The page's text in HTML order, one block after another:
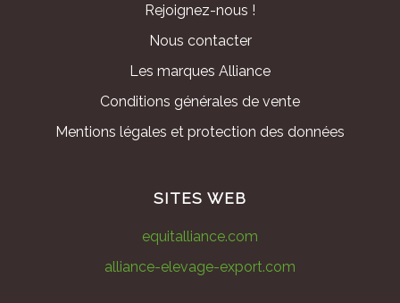
Rejoignez-nous !
Nous contacter
Les marques Alliance
Conditions générales de vente
Mentions légales et protection des données
SITES WEB
equitalliance.com
alliance-elevage-export.com